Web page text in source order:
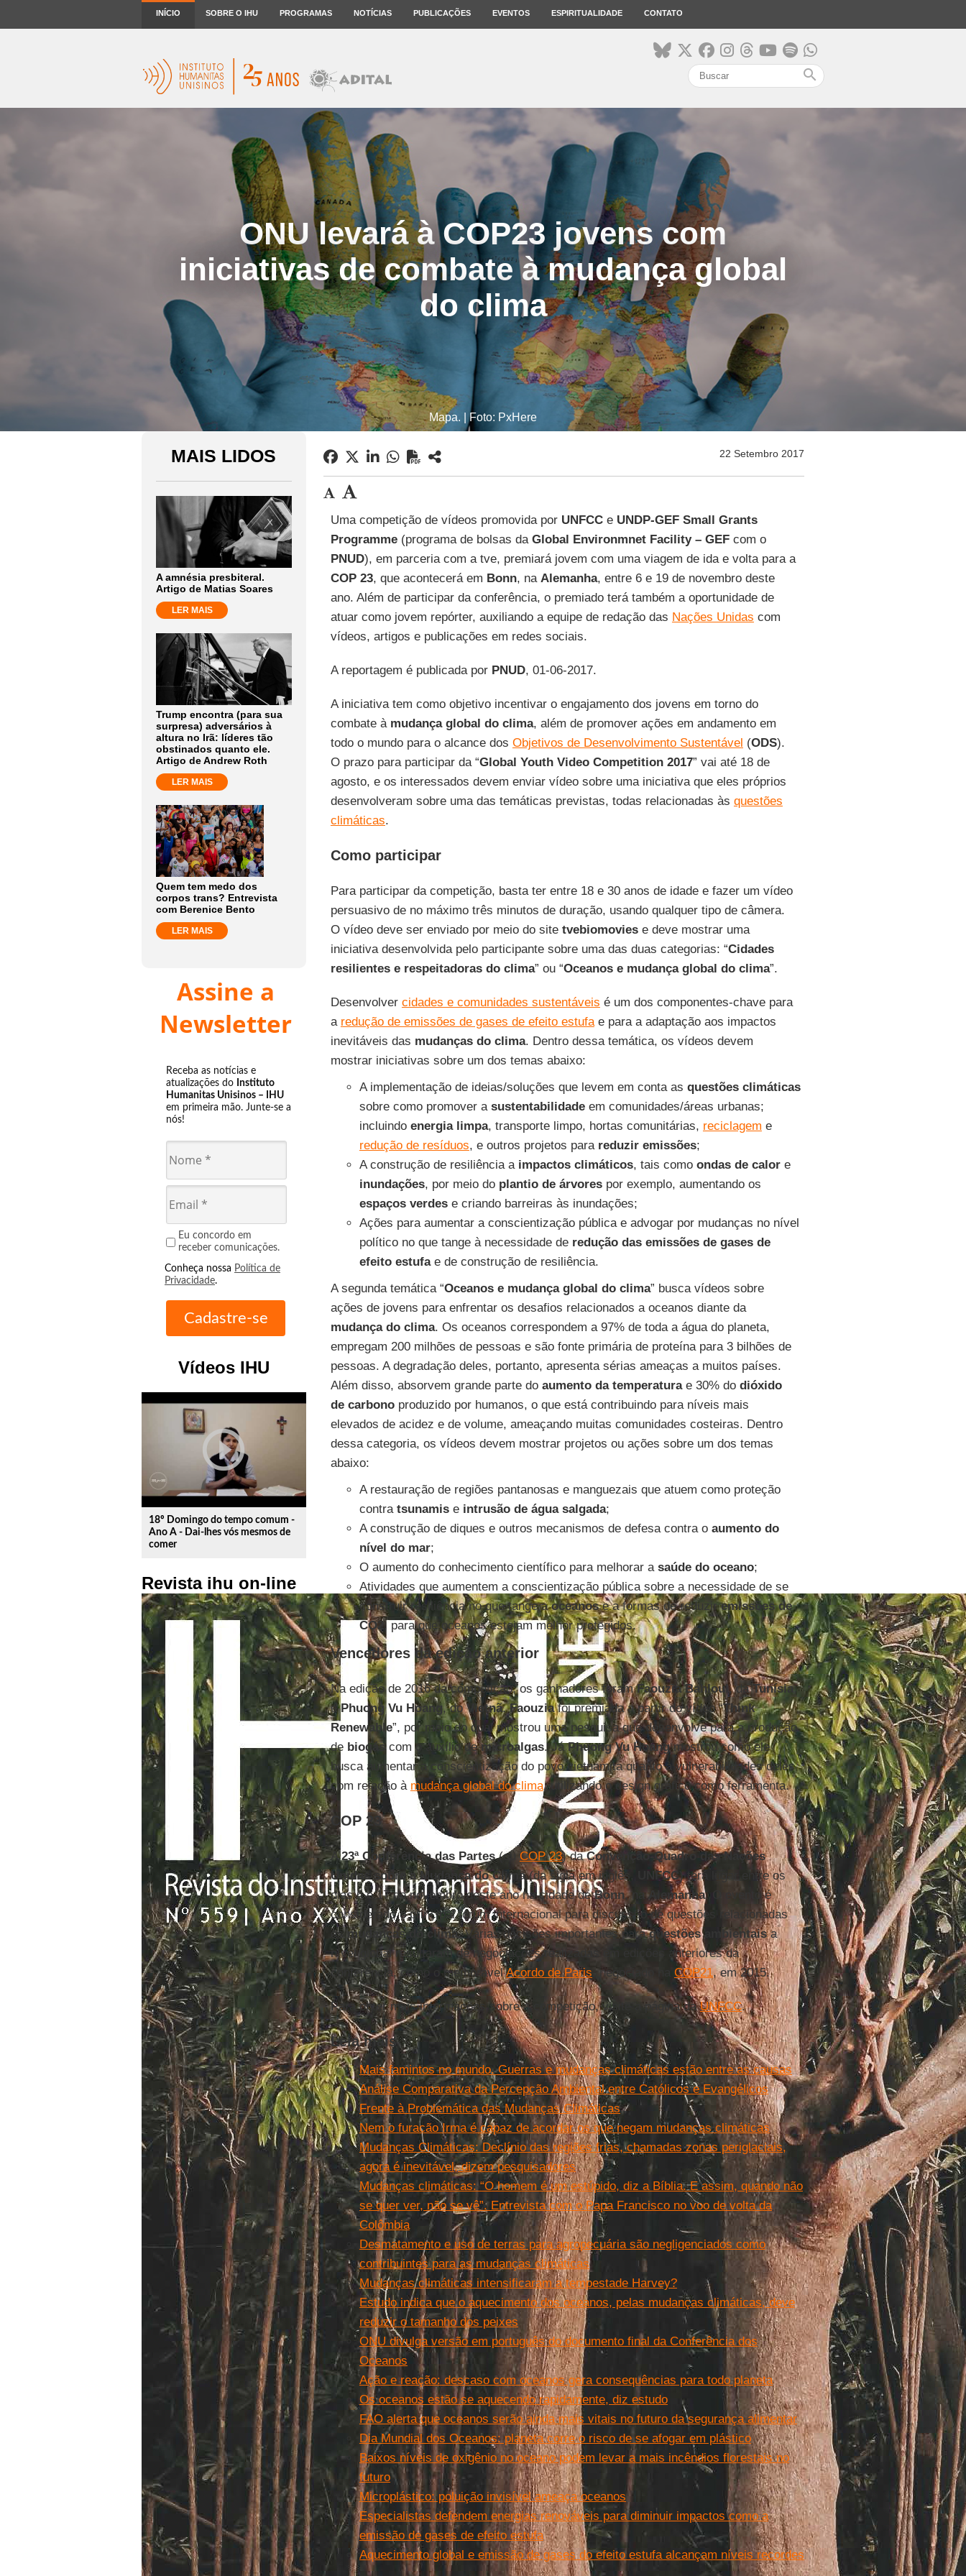
INÍCIO SOBRE O IHU PROGRAMAS NOTÍCIAS PUBLICAÇÕES EVENTOS ESPIRITUALIDADE CONTATO
search
ONU levará à COP23 jovens com
iniciativas de combate à mudança global
do clima
Mapa. | Foto: PxHere
MAIS LIDOS
A amnésia presbiteral.
Artigo de Matias Soares
LER MAIS
Trump encontra (para sua
surpresa) adversários à
altura no Irã: líderes tão
obstinados quanto ele.
Artigo de Andrew Roth
LER MAIS
Quem tem medo dos
corpos trans? Entrevista
com Berenice Bento
LER MAIS
Assine a
Newsletter
Receba as notícias e
atualizações do Instituto
Humanitas Unisinos – IHU
em primeira mão. Junte-se a
nós!
Eu concordo em
receber comunicações.
Conheça nossa Política de
Privacidade.
Vídeos IHU
play_circle_outline
18º Domingo do tempo comum -
Ano A - Dai-lhes vós mesmos de
comer
Revista ihu on-line
22 Setembro 2017
Uma competição de vídeos promovida por UNFCCe UNDP-GEF Small Grants
Programme(programa de bolsas da Global Environmnet Facility – GEFcom o
PNUD), em parceria com a tve, premiará jovem com uma viagem de ida e volta para a
COP 23, que acontecerá em Bonn, na Alemanha, entre 6 e 19 de novembro deste
ano. Além de participar da conferência, o premiado terá também a oportunidade de
atuar como jovem repórter, auxiliando a equipe de redação das Nações Unidas com
vídeos, artigos e publicações em redes sociais.
A reportagem é publicada por PNUD, 01-06-2017.
A iniciativa tem como objetivo incentivar o engajamento dos jovens em torno do
combate à mudança global do clima, além de promover ações em andamento em
todo o mundo para o alcance dos Objetivos de Desenvolvimento Sustentável (ODS).
O prazo para participar da “Global Youth Video Competition 2017” vai até 18 de
agosto, e os interessados devem enviar vídeo sobre uma iniciativa que eles próprios
desenvolveram sobre uma das temáticas previstas, todas relacionadas às questões
climáticas.
Como participar
Para participar da competição, basta ter entre 18 e 30 anos de idade e fazer um vídeo
persuasivo de no máximo três minutos de duração, usando qualquer tipo de câmera.
O vídeo deve ser enviado por meio do site tvebiomoviese deve mostrar uma
iniciativa desenvolvida pelo participante sobre uma das duas categorias: “Cidades
resilientes e respeitadoras do clima” ou “Oceanos e mudança global do clima”.
Desenvolver cidades e comunidades sustentáveis é um dos componentes-chave para
a redução de emissões de gases de efeito estufae para a adaptação aos impactos
inevitáveis das mudanças do clima. Dentro dessa temática, os vídeos devem
mostrar iniciativas sobre um dos temas abaixo:
A implementação de ideias/soluções que levem em conta as questões climáticas
sobre como promover a sustentabilidadeem comunidades/áreas urbanas;
incluindo energia limpa, transporte limpo, hortas comunitárias, reciclagem e
redução de resíduos, e outros projetos para reduzir emissões;
A construção de resiliência a impactos climáticos, tais como ondas de calore
inundações, por meio do plantio de árvorespor exemplo, aumentando os
espaços verdese criando barreiras às inundações;
Ações para aumentar a conscientização pública e advogar por mudanças no nível
político no que tange à necessidade de redução das emissões de gases de
efeito estufae de construção de resiliência.
A segunda temática “Oceanos e mudança global do clima” busca vídeos sobre
ações de jovens para enfrentar os desafios relacionados a oceanos diante da
mudança do clima. Os oceanos correspondem a 97% de toda a água do planeta,
empregam 200 milhões de pessoas e são fonte primária de proteína para 3 bilhões de
pessoas. A degradação deles, portanto, apresenta sérias ameaças a muitos países.
Além disso, absorvem grande parte do aumento da temperaturae 30% do dióxido
de carbonoproduzido por humanos, o que está contribuindo para níveis mais
elevados de acidez e de volume, ameaçando muitas comunidades costeiras. Dentro
dessa categoria, os vídeos devem mostrar projetos ou ações sobre um dos temas
abaixo:
A restauração de regiões pantanosas e manguezais que atuem como proteção
contra tsunamise intrusão de água salgada;
A construção de diques e outros mecanismos de defesa contra o aumento do
nível do mar;
O aumento do conhecimento científico para melhorar a saúde do oceano;
Atividades que aumentem a conscientização pública sobre a necessidade de se
construir resiliência no que tange aoceanose a formas de reduziremissões de
CO2, para que oceanos estejam melhor protegidos.
Vencedores da edição anterior
Na edição de 2016 da competição, os ganhadores foramFaouzia Bahloul, daTunísia,
ePhuong Vu Hoang, doVietnã.Faouziafoi premiada a partir do vídeo “Think
Renewable”, por meio do qual mostrou uma pesquisa que desenvolve para a produção
de biogás com o auxílio demicroalgas. JáPhuong Vu Hoangmostrou como ele
busca aumentar a conscientização do povo vietnamita quanto à vulnerabilidades deles
com relação à mudança global do clima, utilizando o design gráfico como ferramenta.
COP 23
A23ª Conferência das Partes(ou COP 23) daConvenção-Quadro das Nações
Unidas sobre a Mudança do Clima(da sigla em inglês, UNFCC) terá lugar entre os
dias 6 e 17 de novembro deste ano na cidade deBonn, naAlemanha. O evento é
considerado o principal fórum internacional para discussão de questões relacionadas
às mudanças do clima. Várias decisões importantes paraquestões ambientaisa
nível global resultaram de negociações realizadas em edições anteriores da
conferência, como o memorávelAcordo de Paris , negociado na COP21, em 2015.
Para obter mais informações sobre a competição, visite a página daUNFCC.
Leia mais
Mais famintos no mundo. Guerras e mudanças climáticas estão entre as causas
Análise Comparativa da Percepção Ambiental entre Católicos e Evangélicos
Frente à Problemática das Mudanças Climáticas
Nem o furacão Irma é capaz de acordar os que negam mudanças climáticas
Mudanças Climáticas: Declínio das regiões frias, chamadas zonas periglaciais,
agora é inevitável, dizem pesquisadores
Mudanças climáticas: “O homem é um estúpido, diz a Bíblia. E assim, quando não
se quer ver, não se vê”. Entrevista com o Papa Francisco no voo de volta da
Colômbia
Desmatamento e uso de terras para agropecuária são negligenciados como
contribuintes para as mudanças climáticas
Mudanças climáticas intensificaram a tempestade Harvey?
Estudo indica que o aquecimento dos oceanos, pelas mudanças climáticas, deve
reduzir o tamanho dos peixes
ONU divulga versão em português do documento final da Conferência dos
Oceanos
Ação e reação: descaso com oceanos gera consequências para todo planeta
Os oceanos estão se aquecendo rapidamente, diz estudo
FAO alerta que oceanos serão ainda mais vitais no futuro da segurança alimentar
Dia Mundial dos Oceanos: planeta corre o risco de se afogar em plástico
Baixos níveis de oxigênio no oceano podem levar a mais incêndios florestais no
futuro
Microplástico: poluição invisível ameaça oceanos
Especialistas defendem energias renováveis para diminuir impactos como a
emissão de gases de efeito estufa
Aquecimento global e emissão de gases do efeito estufa alcançam níveis recordes